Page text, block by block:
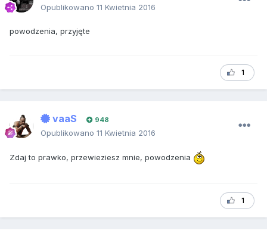
Opublikowano 11 Kwietnia 2016
powodzenia, przyjęte
1
vaaS 948
Opublikowano 11 Kwietnia 2016
Zdaj to prawko, przewieziesz mnie, powodzenia
1